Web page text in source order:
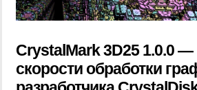
CrystalMark 3D25 1.0.0
скорости обработки